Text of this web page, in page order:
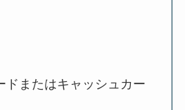
ドまたはキャッシュカー